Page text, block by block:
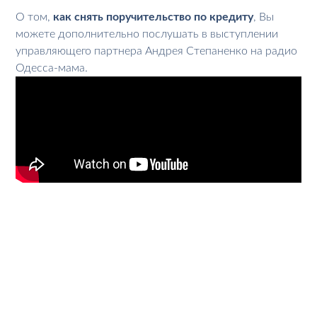
О том, как снять поручительство по кредиту, Вы
можете дополнительно послушать в выступлении
управляющего партнера Андрея Степаненко на радио
Одесса-мама.